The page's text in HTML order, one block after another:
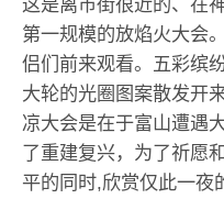
第一规模的放焰火大会
侣们前来观看。五彩缤
大轮的光圈图案散发开
凉大会是在于富山遭遇
了重建复兴，为了祈愿
平的同时,欣赏仅此一夜